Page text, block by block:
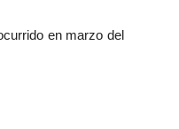
en marzo del